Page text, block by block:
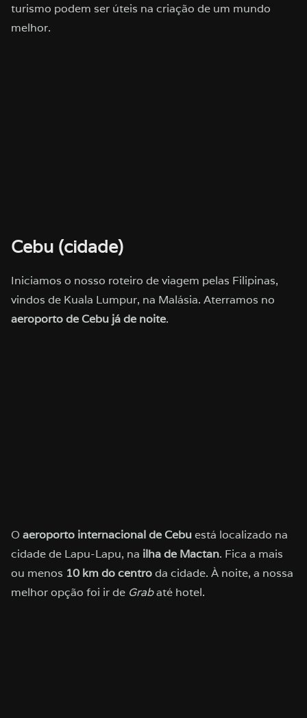
turismo podem ser úteis na criação de um mundo
melhor.
Cebu (cidade)
Iniciamos o nosso roteiro de viagem pelas Filipinas,
vindos de Kuala Lumpur, na Malásia. Aterramos no
aeroporto de Cebu já de noite.
O aeroporto internacional de Cebuestá localizado na
cidade de Lapu-Lapu, na ilha de Mactan. Fica a mais
ou menos 10 km do centroda cidade. À noite, a nossa
melhor opção foi ir de Grabaté hotel.